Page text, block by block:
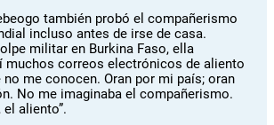
también probó el compañerismo
incluso antes de irse de casa.
militar en Burkina Faso, ella
muchos correos electrónicos de aliento
no me conocen. Oran por mi país; oran
No me imaginaba el compañerismo.
aliento”.